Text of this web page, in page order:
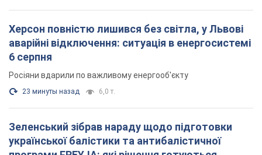
Херсон повністю лишився без світла, у Львові
аварійні відключення: ситуація в енергосистемі
6 серпня
Росіяни вдарили по важливому енергооб'єкту
23 минуты назад 6,0 т.
Зеленський зібрав нараду щодо підготовки
української балістики та антибалістичної